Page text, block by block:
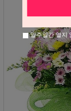
일주일간 열지